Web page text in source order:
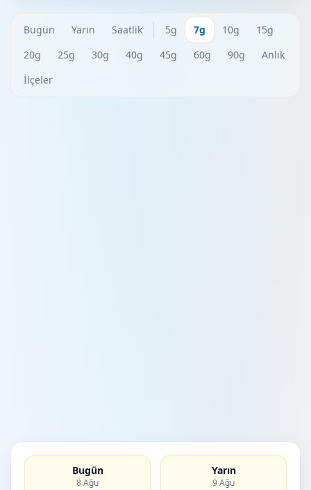
Bugün Yarın Saatlik 5g 7g 10g
15g
20g
25g 30g 40g 45g 60g 90g
Anlık
İlçeler
Bugün
8 Ağu
Yarın
9 Ağu